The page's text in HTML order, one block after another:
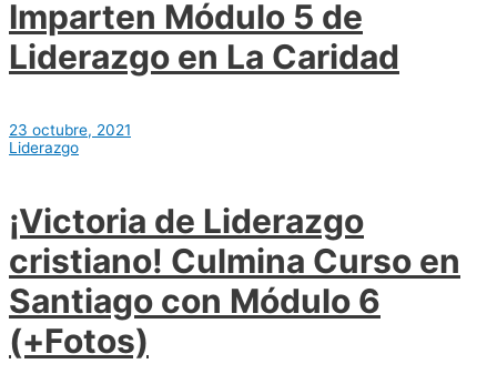
Imparten Módulo 5 de
Liderazgo en La Caridad
23 octubre, 2021
Liderazgo
¡Victoria de Liderazgo
cristiano! Culmina Curso en
Santiago con Módulo 6
(+Fotos)